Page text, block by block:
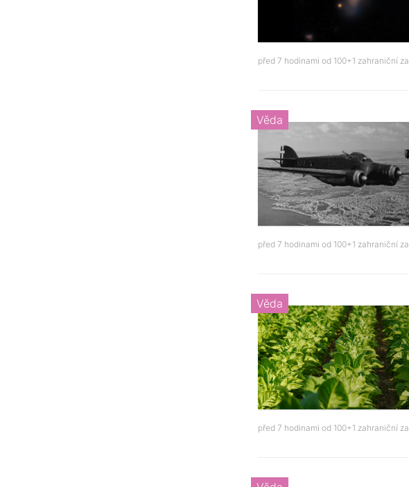
před 7 hodinami od 100+1 zahraniční
Věda
před 7 hodinami od 100+1 zahraniční
Věda
před 7 hodinami od 100+1 zahraniční